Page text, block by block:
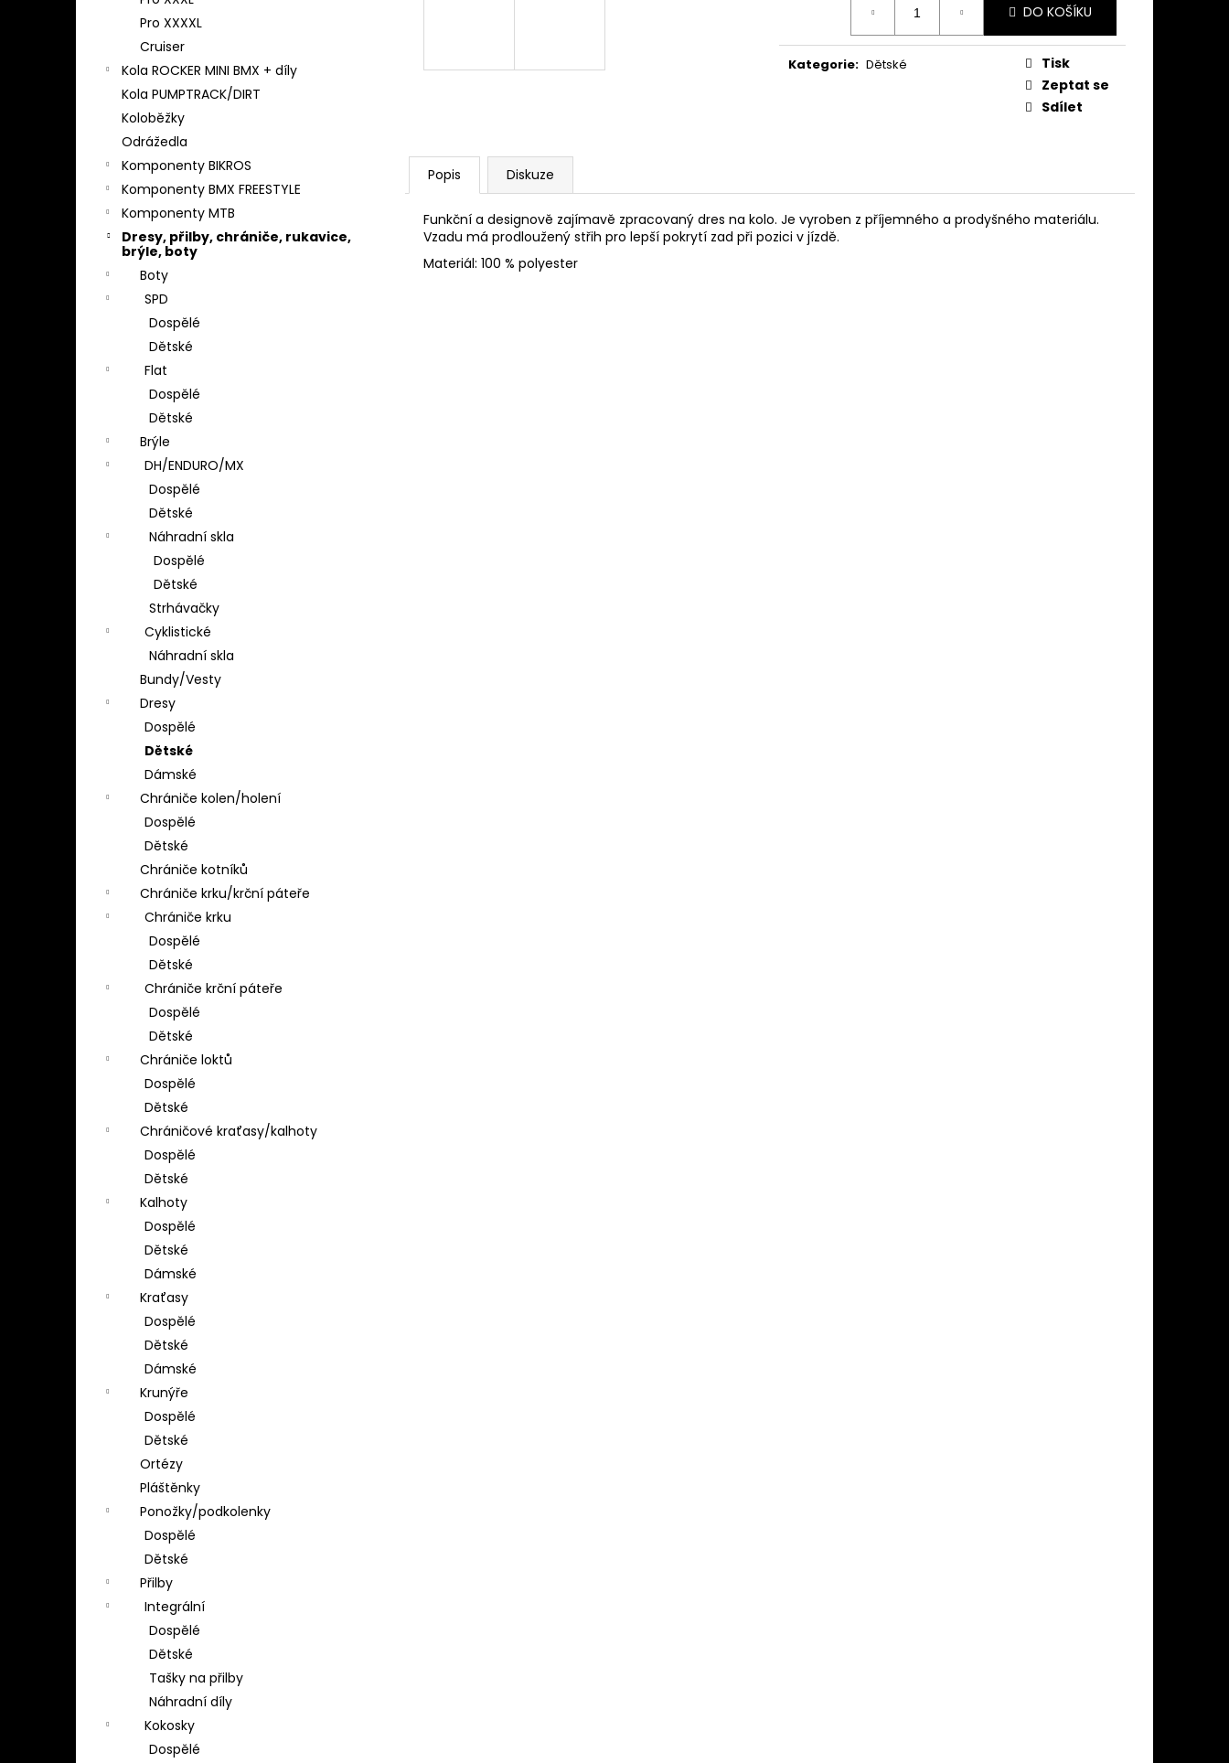
Pro XXXXL
Cruiser
Kola ROCKER MINI BMX + díly
Kola PUMPTRACK/DIRT
Koloběžky
Odrážedla
Komponenty BIKROS
Komponenty BMX FREESTYLE
Komponenty MTB
Dresy, přilby, chrániče, rukavice,
brýle, boty
Boty
SPD
Dospělé
Dětské
Flat
Dospělé
Dětské
Brýle
DH/ENDURO/MX
Dospělé
Dětské
Náhradní skla
Dospělé
Dětské
Strhávačky
Cyklistické
Náhradní skla
Bundy/Vesty
Dresy
Dospělé
Dětské
Dámské
Chrániče kolen/holení
Dospělé
Dětské
Chrániče kotníků
Chrániče krku/krční páteře
Chrániče krku
Dospělé
Dětské
Chrániče krční páteře
Dospělé
Dětské
Chrániče loktů
Dospělé
Dětské
Chráničové kraťasy/kalhoty
Dospělé
Dětské
Kalhoty
Dospělé
Dětské
Dámské
Kraťasy
Dospělé
Dětské
Dámské
Krunýře
Dospělé
Dětské
Ortézy
Pláštěnky
Ponožky/podkolenky
Dospělé
Dětské
Přilby
Integrální
Dospělé
Dětské
Tašky na přilby
Náhradní díly
Kokosky
Dospělé
DO KOŠÍKU
Kategorie: Dětské
Tisk
Zeptat se
Sdílet
Popis Diskuze
Funkční a designově zajímavě zpracovaný dres na kolo. Je vyroben z příjemného a prodyšného materiálu.
Vzadu má prodloužený střih pro lepší pokrytí zad při pozici v jízdě.
Materiál: 100 % polyester